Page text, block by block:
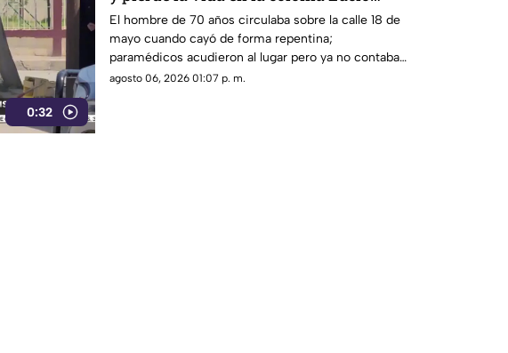
0:32
Cabañas
El hombre de 70 años circulaba sobre la calle 18 de
mayo cuando cayó de forma repentina;
paramédicos acudieron al lugar pero ya no contaba
con signos vitales.
agosto 06, 2026 01:07 p. m.